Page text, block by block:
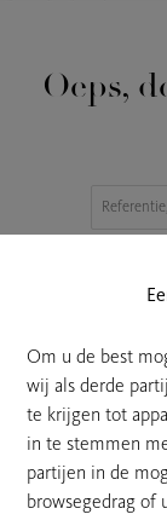
Om u de best
wij als derde
te krijgen tot
in te stemmen
partijen in de
browsegedrag of
Oeps,